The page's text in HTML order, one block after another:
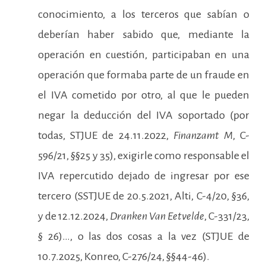
conocimiento, a los terceros que sabían o
deberían haber sabido que, mediante la
operación en cuestión, participaban en una
operación que formaba parte de un fraude en
el IVA cometido por otro, al que le pueden
negar la deducción del IVA soportado (por
todas, STJUE de 24.11.2022, Finanzamt M, C-
596/21, §§25 y 35), exigirle como responsable el
IVA repercutido dejado de ingresar por ese
tercero (SSTJUE de 20.5.2021, Alti, C-4/20, §36,
y de 12.12.2024, Dranken Van Eetvelde, C-331/23,
§ 26)…, o las dos cosas a la vez (STJUE de
10.7.2025, Konreo, C-276/24, §§44-46).